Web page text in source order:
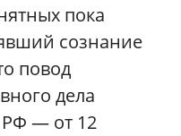
пока
сознание
повод
дела
РФ — от 12